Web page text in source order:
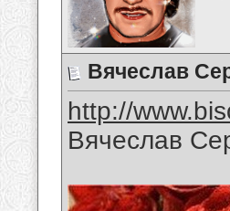
Вячеслав
http://
Вячеслав